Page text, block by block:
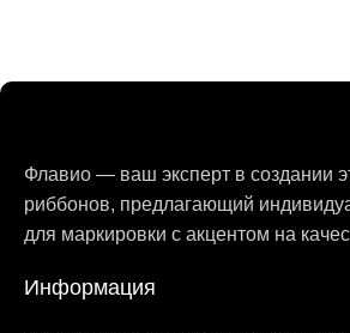
Флавио — ваш эксперт в создании
риббонов, предлагающий
для маркировки с акцентом на
Информация